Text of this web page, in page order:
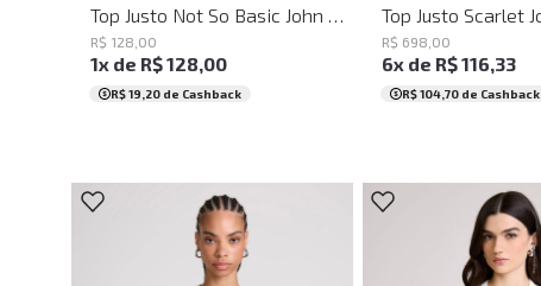
R$ 128 00
1x de R$128,00
R$ 19,20 de Cashback
R$ 698 00
6x de R$116,33
R$ 104,70de Cashback